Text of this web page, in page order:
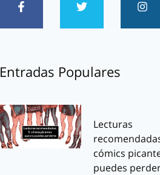
Entradas Populares
Lecturas
cómics
puedes